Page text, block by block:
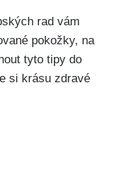
rad vám
pokožky, ⁣na
tyto ⁤tipy do
⁣si krásu zdravé